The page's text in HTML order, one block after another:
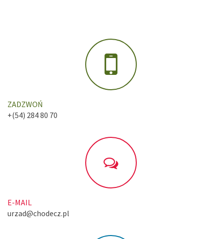
ZADZWOŃ
+(54) 284 80 70
E-MAIL
urzad@chodecz.pl